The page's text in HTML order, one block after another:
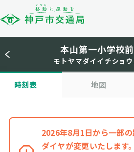
本山第一小学校前
モトヤマダイイチショ
時刻表 地図
2026年8月1日から一部
ダイヤが変更いたします